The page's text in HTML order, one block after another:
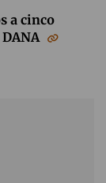
a cinco